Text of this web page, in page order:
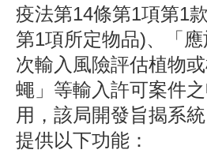
疫法第14條第1項第1
第1項所定物品)、「
次輸入風險評估植物
蠅」等輸入許可案件
用，該局開發旨揭系
提供以下功能：